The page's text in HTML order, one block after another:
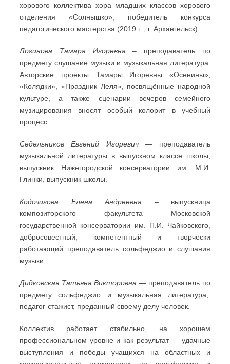
хорового коллектива хора младших классов хорового
отделения «Солнышко», победитель конкурса
педагогического мастерства (2019 г. , г. Архангельск)
Логинова Тамара Игоревна – преподаватель по
предмету слушание музыки и музыкальная литература.
Авторские проекты Тамары Игоревны «Осенины»,
«Колядки», «Праздник Леля», посвящённые народной
культуре, а также сценарии вечеров семейного
музицирования вносят особый колорит в учебный
процесс.
Седельников Евгений Игоревич— преподаватель
музыкальной литературы в выпускном классе школы,
выпускник Нижегородской консерватории им. М.И.
Глинки, выпускник школы.
Кодочигова Елена Андреевна – выпускница
композиторского факультета Московской
государственной консерватории им. П.И. Чайковского,
добросовестный, компетентный и творчески
работающий преподаватель сольфеджио и слушания
музыки.
Дидковская Татьяна Викторовна — преподаватель по
предмету сольфеджио и музыкальная литература,
педагог-стажист, преданный своему делу человек.
Коллектив работает стабильно, на хорошем
профессиональном уровне и как результат — удачные
выступления и победы учащихся на областных и